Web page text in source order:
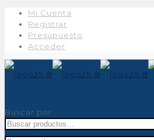
Mi Cuenta
Registrar
Presupuesto
Acceder
Buscar por: